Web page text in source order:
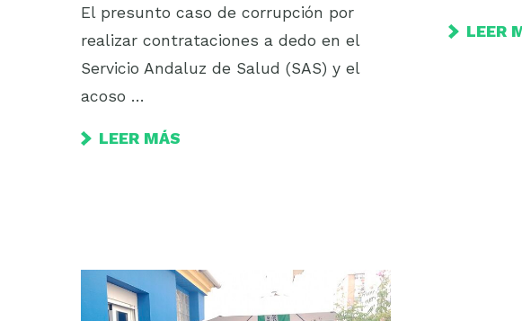
El presunto caso de corrupción por
realizar contrataciones a dedo en el
Servicio Andaluz de Salud (SAS) y el
acoso …
LEER MÁS
LEER